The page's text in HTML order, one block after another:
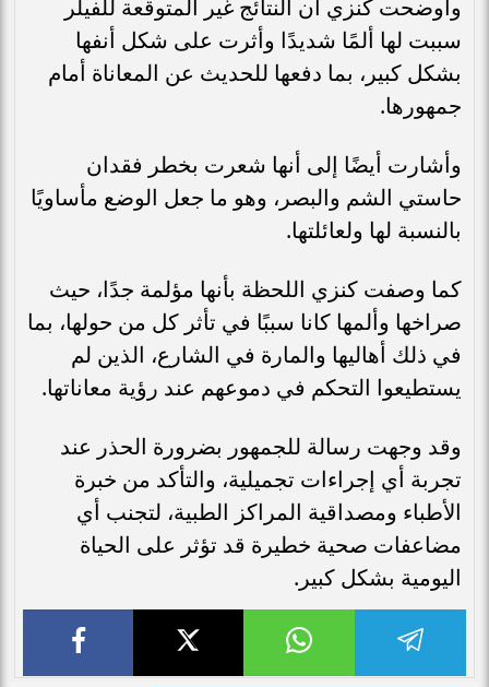
وأوضحت كنزي أن النتائج غير المتوقعة للفيلر
سببت لها ألمًا شديدًا وأثرت على شكل أنفها
بشكل كبير، بما دفعها للحديث عن المعاناة أمام
جمهورها.
وأشارت أيضًا إلى أنها شعرت بخطر فقدان
حاستي الشم والبصر، وهو ما جعل الوضع مأساويًا
بالنسبة لها ولعائلتها.
كما وصفت كنزي اللحظة بأنها مؤلمة جدًا، حيث
صراخها وألمها كانا سببًا في تأثر كل من حولها، بما
في ذلك أهاليها والمارة في الشارع، الذين لم
يستطيعوا التحكم في دموعهم عند رؤية معاناتها.
وقد وجهت رسالة للجمهور بضرورة الحذر عند
تجربة أي إجراءات تجميلية، والتأكد من خبرة
الأطباء ومصداقية المراكز الطبية، لتجنب أي
مضاعفات صحية خطيرة قد تؤثر على الحياة
اليومية بشكل كبير.